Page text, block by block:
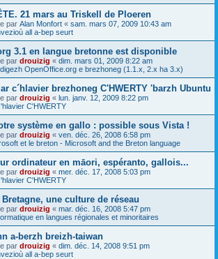
21 mars au Triskell de Ploeren
par Alan Monfort « sam. mars 07, 2009 10:43 am
all a-bep seurt
3.1 en langue bretonne est disponible
par drouizig « dim. mars 01, 2009 8:22 am
OpenOffice.org e brezhoneg (1.1.x, 2.x ha 3.x)
c´hlavier brezhoneg C'HWERTY 'barzh Ubuntu
par drouizig « lun. janv. 12, 2009 8:22 pm
C'HWERTY
système en gallo : possible sous Vista !
par drouizig « ven. déc. 26, 2008 6:58 pm
et le breton - Microsoft and the Breton language
ordinateur en māori, espéranto, gallois...
par drouizig « mer. déc. 17, 2008 5:03 pm
C'HWERTY
une culture de réseau
par drouizig « mar. déc. 16, 2008 5:47 pm
en langues régionales et minoritaires
a-berzh breizh-taiwan
par drouizig « dim. déc. 14, 2008 9:51 pm
all a-bep seurt